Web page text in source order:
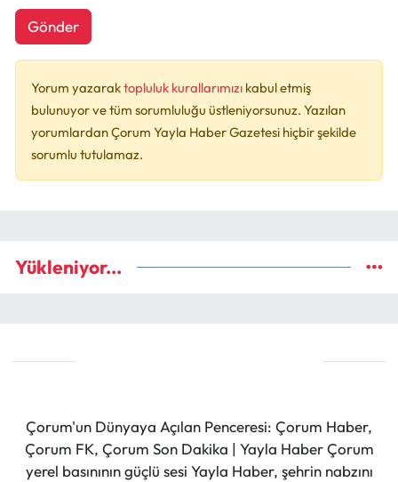
Gönder
Yorum yazaraktopluluk kurallarımızı kabul etmiş
bulunuyor ve tüm sorumluluğu üstleniyorsunuz. Yazılan
yorumlardan Çorum Yayla Haber Gazetesi hiçbir şekilde
sorumlu tutulamaz.
Yükleniyor...
Çorum'un Dünyaya Açılan Penceresi: Çorum Haber,
Çorum FK, Çorum Son Dakika | Yayla Haber Çorum
yerel basınının güçlü sesi Yayla Haber, şehrin nabzını